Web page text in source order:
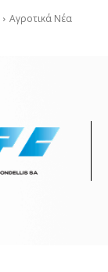
Αγροτικά Νέα